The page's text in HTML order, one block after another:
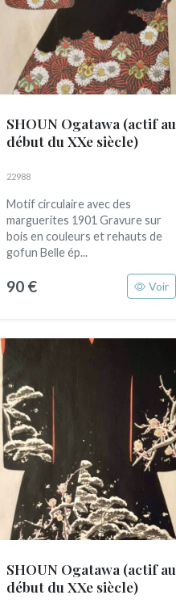
SHOUN Ogatawa (actif au
début du XXe siècle)
22988
Motif circulaire avec des
marguerites 1901 Gravure sur
bois en couleurs et rehauts de
gofun Belle ép...
90 € Voir
SHOUN Ogatawa (actif au
début du XXe siècle)